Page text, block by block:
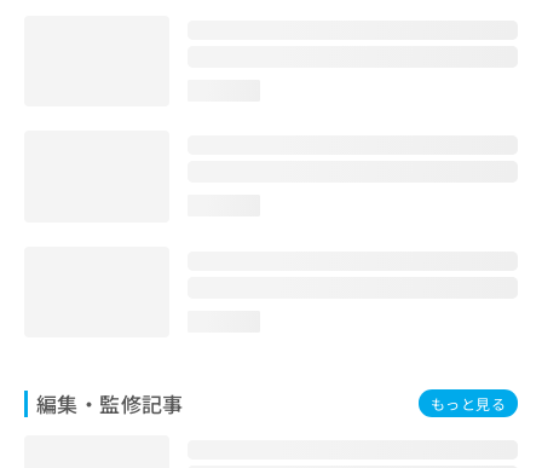
編集・監修記事 もっと見る